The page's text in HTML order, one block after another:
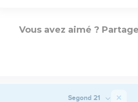
Vous avez aimé ?
Segond 21